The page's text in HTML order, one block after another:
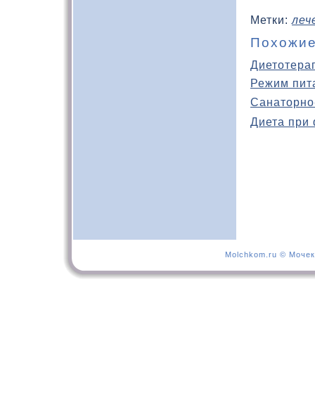
Метки:
Режим
Диета
Molchkom.ru ©